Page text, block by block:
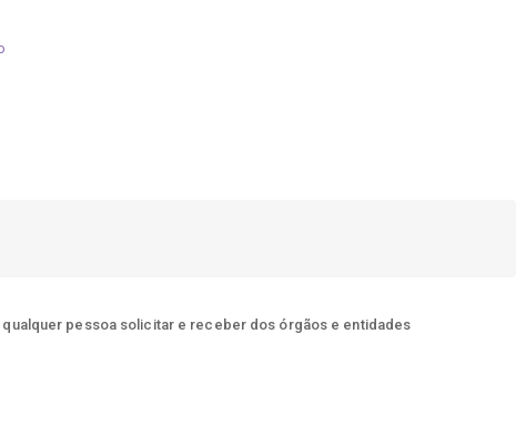
pessoa solicitar e receber dos órgãos e entidades